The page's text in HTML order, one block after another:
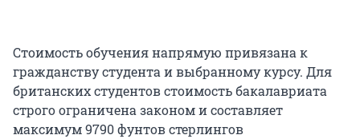
Стоимость обучения напрямую привязана к
гражданству студента и выбранному курсу. Для
британских студентов стоимость бакалавриата
строго ограничена законом и составляет
максимум9790фунтов стерлингов